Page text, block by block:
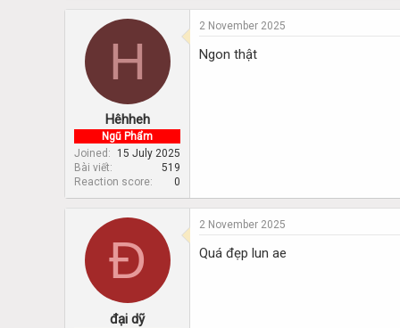
H
Hêhheh
Ngũ Phẩm
Joined
15 July 2025
Bài viết
519
Reaction score
0
2 November 2025
Ngon thật
Đ
đại dỹ
2 November 2025
Quá đẹp lun ae